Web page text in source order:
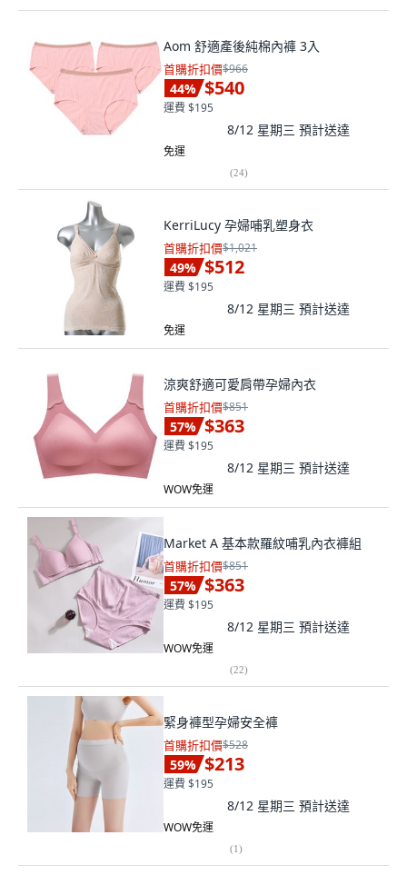
Aom 舒適產後純棉內褲 3入
首購折扣價$966
44% $540
運費 $195
8/12 星期三 預計送達
免運
(24)
KerriLucy 孕婦哺乳塑身衣
首購折扣價$1,021
49% $512
運費 $195
8/12 星期三 預計送達
免運
涼爽舒適可愛肩帶孕婦內衣
首購折扣價$851
57% $363
運費 $195
8/12 星期三 預計送達
WOW免運
Market A 基本款羅紋哺乳內衣褲組
首購折扣價$851
57% $363
運費 $195
8/12 星期三 預計送達
WOW免運
(22)
緊身褲型孕婦安全褲
首購折扣價$528
59% $213
運費 $195
8/12 星期三 預計送達
WOW免運
(1)